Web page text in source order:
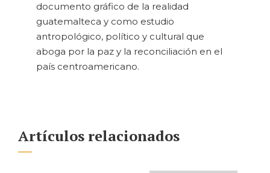
documento gráfico de la realidad
guatemalteca y como estudio
antropológico, político y cultural que
aboga por la paz y la reconciliación en el
país centroamericano.
Artículos relacionados